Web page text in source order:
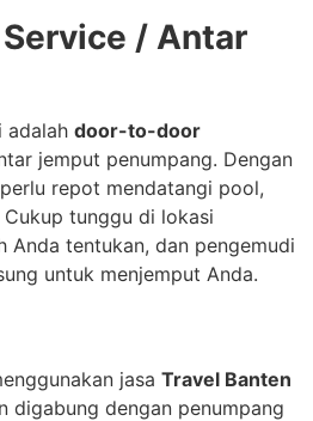
/ Antar
adalah door-to-door
jemput penumpang. Dengan
repot mendatangi pool,
tunggu di lokasi
Anda tentukan, dan pengemudi
untuk menjemput Anda.
jasa Travel Banten
digabung dengan penumpang